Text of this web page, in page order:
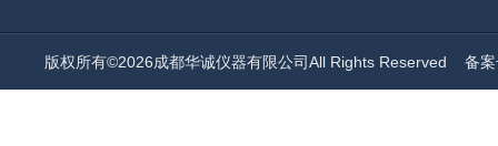
版权所有©2026成都华诚仪器有限公司All Rights Reserved 备